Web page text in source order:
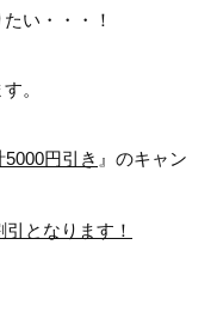
い・・・！
。
円引き 』のキャン
となります！